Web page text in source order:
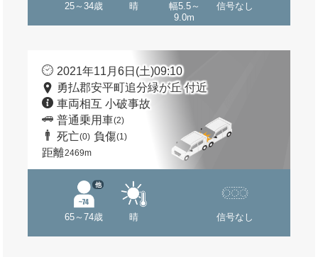
25～34歳 晴
幅5.5～
9.0m
信号なし
2021年11月6日(土)09:10
勇払郡安平町追分緑が丘 付近
車両相互 小破事故
普通乗用車(2)
死亡(0) 負傷(1)
距離2469m
65～74歳
他
晴 信号なし